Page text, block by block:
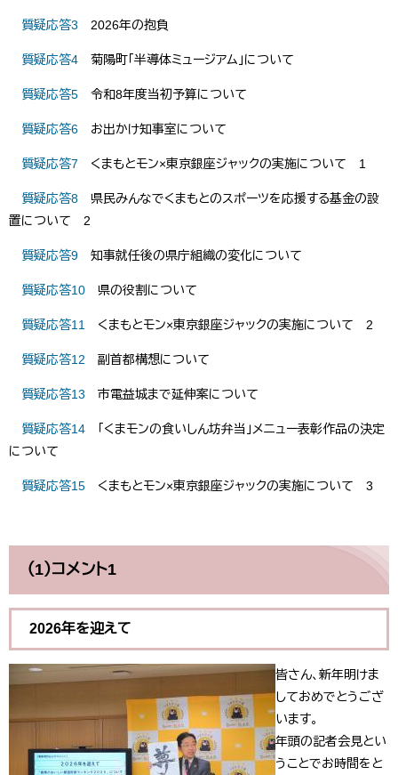
質疑応答3 2026年の抱負
質疑応答4 菊陽町「半導体ミュージアム」について
質疑応答5 令和8年度当初予算について
質疑応答6 お出かけ知事室について
質疑応答7 くまもとモン×東京銀座ジャックの実施について 1
質疑応答8 県民みんなでくまもとのスポーツを応援する基金の設
置について 2
質疑応答9 知事就任後の県庁組織の変化について
質疑応答10 県の役割について
質疑応答11 くまもとモン×東京銀座ジャックの実施について 2
質疑応答12 副首都構想について
質疑応答13 市電益城まで延伸案について
質疑応答14
「くまモンの食いしん坊弁当」メニュー表彰作品の決定
について
質疑応答15 くまもとモン×東京銀座ジャックの実施について 3
（1）コメント1
2026年を迎えて
皆さん、新年明けま
しておめでとうござ
います。
年頭の記者会見とい
うことでお時間をと